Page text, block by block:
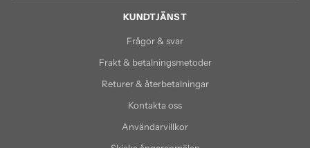
KUNDTJÄNST
Frågor & svar
Frakt & betalningsmetoder
Returer & återbetalningar
Kontakta oss
Användarvillkor